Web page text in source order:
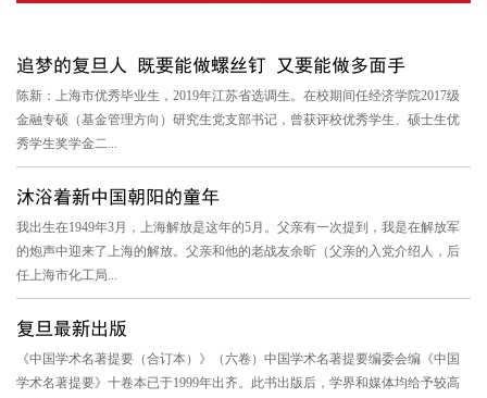
追梦的复旦人 既要能做螺丝钉 又要能做多面手
陈新：上海市优秀毕业生，2019年江苏省选调生。在校期间任经济学院2017级
金融专硕（基金管理方向）研究生党支部书记，曾获评校优秀学生、硕士生优
秀学生奖学金二...
沐浴着新中国朝阳的童年
我出生在1949年3月，上海解放是这年的5月。父亲有一次提到，我是在解放军
的炮声中迎来了上海的解放。父亲和他的老战友余昕（父亲的入党介绍人，后
任上海市化工局...
复旦最新出版
《中国学术名著提要（合订本）》（六卷）中国学术名著提要编委会编《中国
学术名著提要》十卷本已于1999年出齐。此书出版后，学界和媒体均给予较高